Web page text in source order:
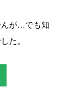
んが…でも知
た。